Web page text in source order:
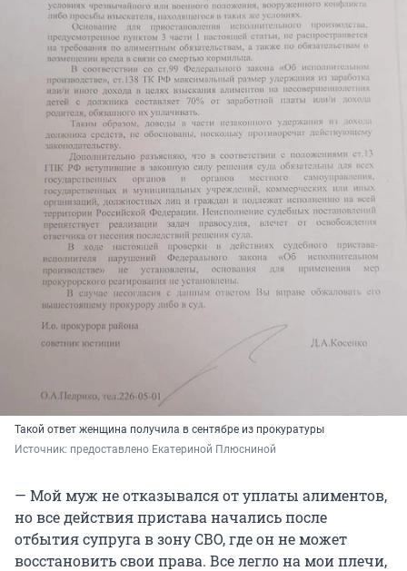
Такой ответ женщина получила в сентябре из прокуратуры
Источник: предоставлено Екатериной Плюсниной
— Мой муж не отказывался от уплаты алиментов,
но все действия пристава начались после
отбытия супруга в зону СВО, где он не может
восстановить свои права. Все легло на мои плечи,